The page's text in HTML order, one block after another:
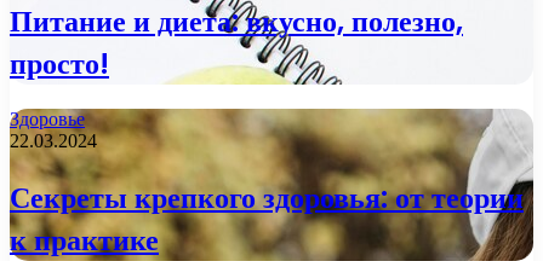
Питание и диета: вкусно, полезно,
просто!
Здоровье
22.03.2024
Секреты крепкого здоровья: от теории
к практике